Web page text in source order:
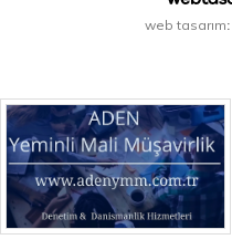
web tasarım